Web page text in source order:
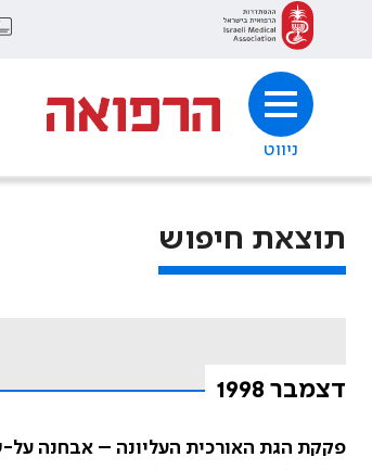
ניווט
תוצאת חיפוש
דצמבר 1998
פקקת הגת האורכית העליונה – אבחנה